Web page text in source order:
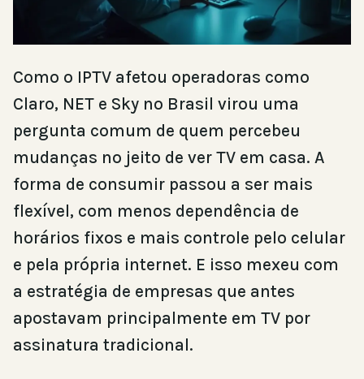
Como o IPTV afetou operadoras como
Claro, NET e Sky no Brasil virou uma
pergunta comum de quem percebeu
mudanças no jeito de ver TV em casa. A
forma de consumir passou a ser mais
flexível, com menos dependência de
horários fixos e mais controle pelo celular
e pela própria internet. E isso mexeu com
a estratégia de empresas que antes
apostavam principalmente em TV por
assinatura tradicional.